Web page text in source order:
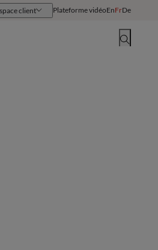
client Plateforme vidéoEnFrDe